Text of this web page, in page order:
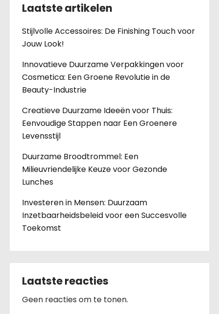
Laatste artikelen
Stijlvolle Accessoires: De Finishing Touch voor
Jouw Look!
Innovatieve Duurzame Verpakkingen voor
Cosmetica: Een Groene Revolutie in de
Beauty-Industrie
Creatieve Duurzame Ideeën voor Thuis:
Eenvoudige Stappen naar Een Groenere
Levensstijl
Duurzame Broodtrommel: Een
Milieuvriendelijke Keuze voor Gezonde
Lunches
Investeren in Mensen: Duurzaam
Inzetbaarheidsbeleid voor een Succesvolle
Toekomst
Laatste reacties
Geen reacties om te tonen.